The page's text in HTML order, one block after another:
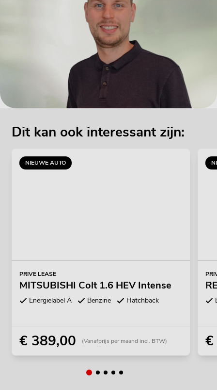
Dit kan ook interessant zijn:
NIEUWE AUTO
PRIVE LEASE
MITSUBISHI Colt 1.6 HEV Intense
Energielabel A Benzine Hatchback
€ 389,00 (Vanafprijs per maand incl. BTW) €